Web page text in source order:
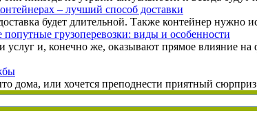
– лучший способ доставки
будет длительной. Также контейнер нужно
попутные грузоперевозки: виды и особенности
услуг и, конечно же, оказывают прямое влияние
дома, или хочется преподнести приятный